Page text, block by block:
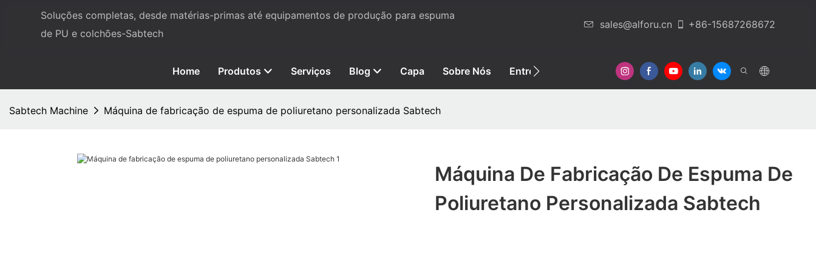
Soluções completas, desde matérias-primas até equipamentos de produção para espuma
de PU e colchões-Sabtech
sales@alforu.cn +86-15687268672
Home Produtos Serviços Blog Capa Sobre Nós Entre Em Contato Conosco
Sabtech Machine Máquina de fabricação de espuma de poliuretano personalizada Sabtech
Máquina De Fabricação De Espuma De
Poliuretano Personalizada Sabtech